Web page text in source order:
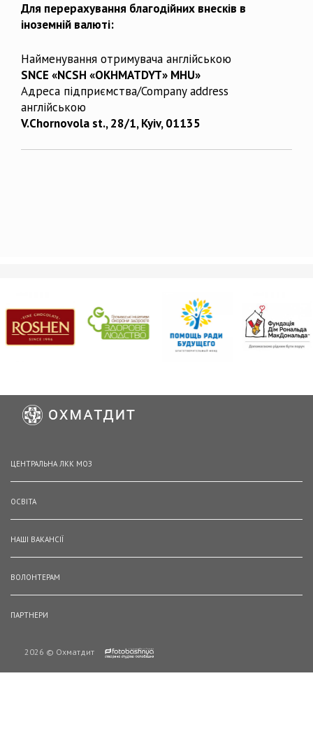
Для перерахування благодійних внесків в
іноземній валюті:
Найменування отримувача англійською
SNCE «NCSH «OKHMATDYT» MHU»
Адреса підприємства/Company address
англійською
V.Chornovola st., 28/1, Kyiv, 01135
ЦЕНТРАЛЬНА ЛКК МОЗ
ОСВІТА
НАШІ ВАКАНСІЇ
ВОЛОНТЕРАМ
ПАРТНЕРИ
2026 © Охматдит